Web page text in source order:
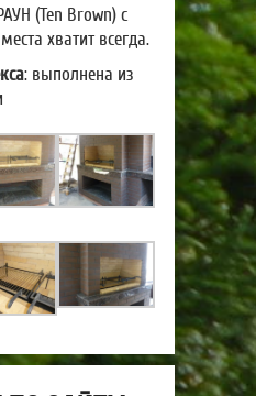
(Ten Brown) с
хватит всегда.
: выполнена из